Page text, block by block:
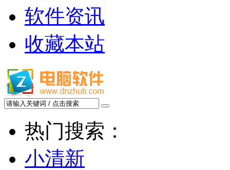
软件资讯
收藏本站
热门搜索：
小清新